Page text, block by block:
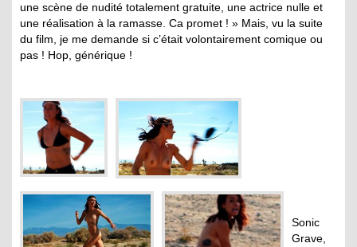
une scène de nudité totalement gratuite, une actrice nulle et
une réalisation à la ramasse. Ca promet ! » Mais, vu la suite
du film, je me demande si c’était volontairement comique ou
pas ! Hop, générique !
Sonic
Grave,